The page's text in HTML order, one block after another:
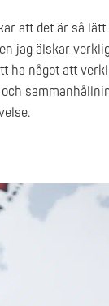
att det är så
jag älskar
något att